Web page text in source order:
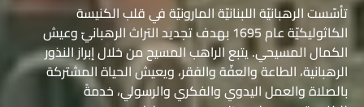
تأسّست الرهبانيّة اللبنانيّة المارونيّة في قلب الكنيسة
الكاثوليكيّة عام 1695 بهدف تجديد التراث الرهبانيّ وعيش
الكمال المسيحي. يتبع الراهب المسيح من خلال إبراز النذور
الرهبانية، الطاعة والعفّة والفقر، ويعيش الحياة المشتركة
بالصلاة والعمل اليدوي والفكري والرسولي، خدمةً